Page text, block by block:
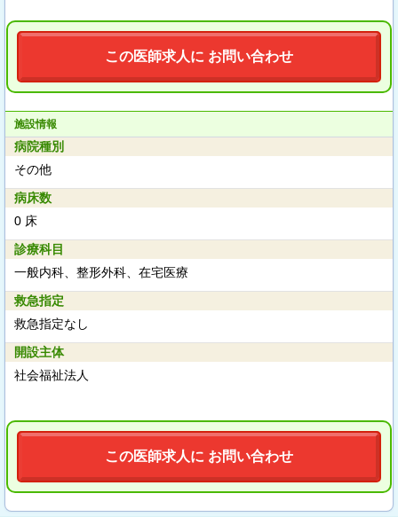
この医師求人に お問い合わせ
施設情報
病院種別
その他
病床数
0 床
診療科目
一般内科、整形外科、在宅医療
救急指定
救急指定なし
開設主体
社会福祉法人
この医師求人に お問い合わせ